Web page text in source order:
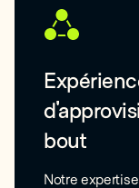
bout
Notre